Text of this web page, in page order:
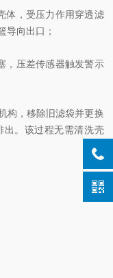
，受压力作用穿透滤
导向出口；
压差传感器触发警示
，移除旧滤袋并更换
出。该过程无需清洗壳